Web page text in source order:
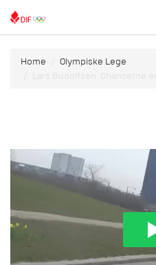
Home
Olympiske Lege
Lars Budolfsen: Chancerne